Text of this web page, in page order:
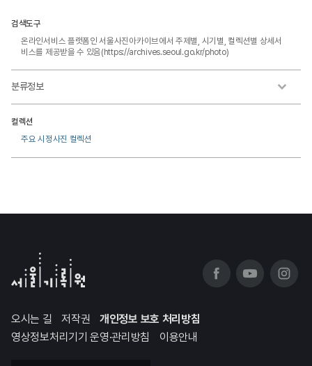
검색도구
온라인서비스 플랫폼인 서울사진아카이브에서 주제별, 시기별, 컬렉션별 상세서
비스를 제공받을 수 있음(https://archives.seoul.go.kr/photo)
분류정보
컬렉션
주요 시정사진 컬렉션
오시는 길 저작권
개인정보 보호 처리방침
영상정보처리기기 운영·관리방침
이용안내